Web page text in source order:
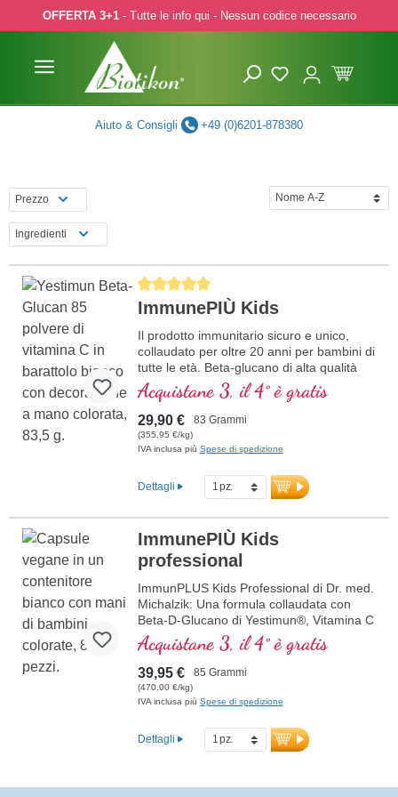
to main content
Skip to search
Skip to main navigation
OFFERTA 3+1- Tutte le info qui - Nessun codice necessario
Aiuto & Consigli +49 (0)6201-878380
Prezzo
Ingredienti
Average rating of 5 out of 5 stars
ImmunePIÙ Kids
Il prodotto immunitario sicuro e unico,
collaudato per oltre 20 anni per bambini di
tutte le età. Beta-glucano di alta qualità
prodotto in Germania con il massimo
grado di purezza. Polvere di ciliegia
Acerola biologica come fonte ottimale
naturale di vitamina C e inulina biologica.
Buon sapore senza additivi, può essere
gli adulti possono assumere con successo
questo prodotto.
Acquistane 3, il 4° è gratis
29,90 € 83 Grammi
(355,95 €/kg)
IVA inclusa più Spese di spedizione
Dettagli
ImmunePIÙ Kids
professional
ImmunPLUS Kids Professional di Dr. med.
Michalzik: Una formula collaudata con
Beta-D-Glucano di Yestimun®, Vitamina C
naturale da Acerola bio, Vitamina D3
vegana e Zinco organicamente legato.
Progettato specificamente per bambini,
supporta il sistema immunitario in modo
mirato e sicuro. Contiene anche Inulina
L'Inulina migliora la flora intestinale.
Sviluppato da medici. Sigillatura senza
Acquistane 3, il 4° è gratis
39,95 € 85 Grammi
(470,00 €/kg)
IVA inclusa più Spese di spedizione
Dettagli